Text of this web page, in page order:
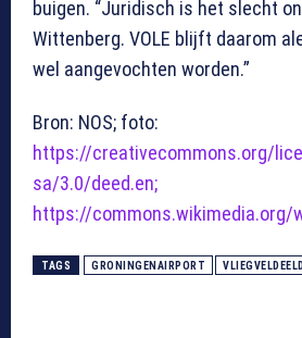
buigen. “Juridisch is het slecht
Wittenberg. VOLE blijft daarom
wel aangevochten worden.”
Bron: NOS; foto:
https://creativecommons.org/
sa/3.0/deed.en;
https://commons.wikimedia.org/
TAGS GRONINGENAIRPORT